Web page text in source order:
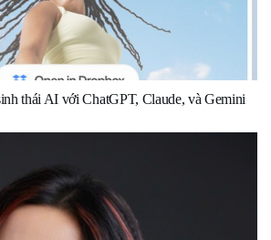
thái AI với ChatGPT, Claude, và Gemini